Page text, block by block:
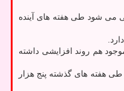
داشت: نمونه های مثبت کرونا ۲۴ درصد افزایش پیدا کرده و پیشبینی می شود طی هفته های آینده
افزایشی روبرو بوده است و بستری های موجود هم روند افزایشی داشته
هشت هزار و ۴۰۰ تست و در بخش خصوصی هم یک هزار و ۸۰۰ تست انجام شده است و طی هفته های گذشته پنج هزار